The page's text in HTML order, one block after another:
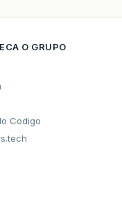
O GRUPO
Codigo